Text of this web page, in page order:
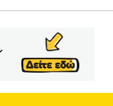
• Συμβατότητα συσκευών: